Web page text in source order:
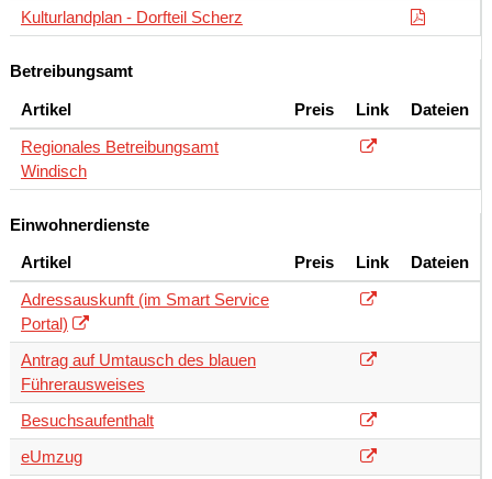
Kulturlandplan - Dorfteil Scherz
Betreibungsamt
Artikel Preis Link
Dateien
Regionales Betreibungsamt
Windisch
Einwohnerdienste
Artikel Preis Link
Dateien
Adressauskunft (im Smart Service
Portal)
Antrag auf Umtausch des blauen
Führerausweises
Besuchsaufenthalt
eUmzug